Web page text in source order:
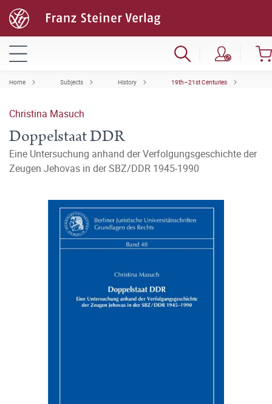
Home Subjects History 19th–21st Centuries
Christina Masuch
Doppelstaat DDR
Eine Untersuchung anhand der Verfolgungsgeschichte der
Zeugen Jehovas in der SBZ/DDR 1945-1990